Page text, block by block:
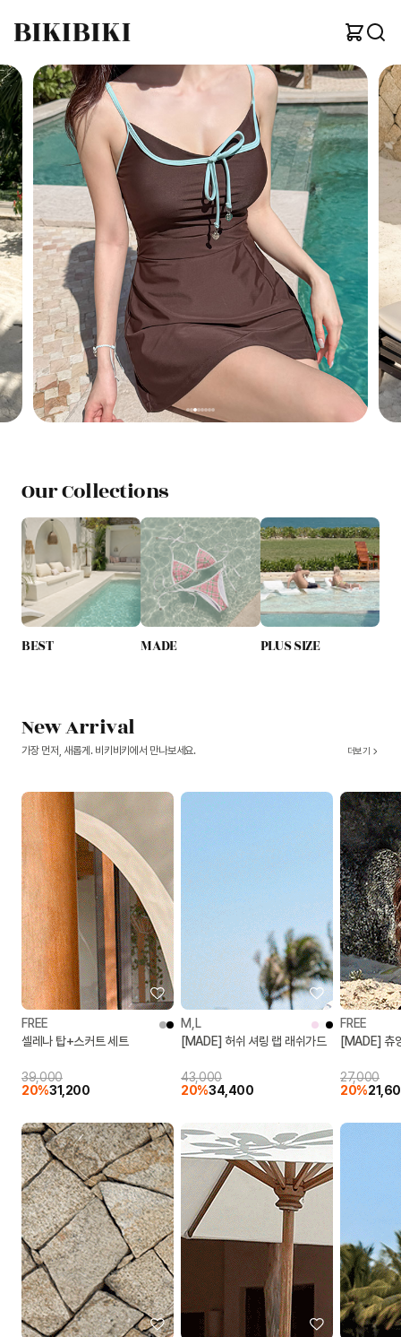
Our Collections
BEST MADE PLUS SIZE
New Arrival
가장 먼저, 새롭게. 비키비키에서 만나보세요. 더보기
FREE
셀레나 탑+스커트 세트
39,000
20%31,200
M,L
[MADE] 허쉬 셔링 랩 래쉬가드
43,000
20%34,400
FREE
[MADE] 츄
27,000
20%